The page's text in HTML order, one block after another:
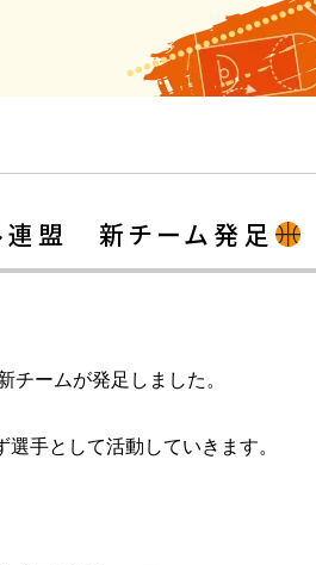
連盟 新チーム発足
チームが発足しました。
手として活動していきます。